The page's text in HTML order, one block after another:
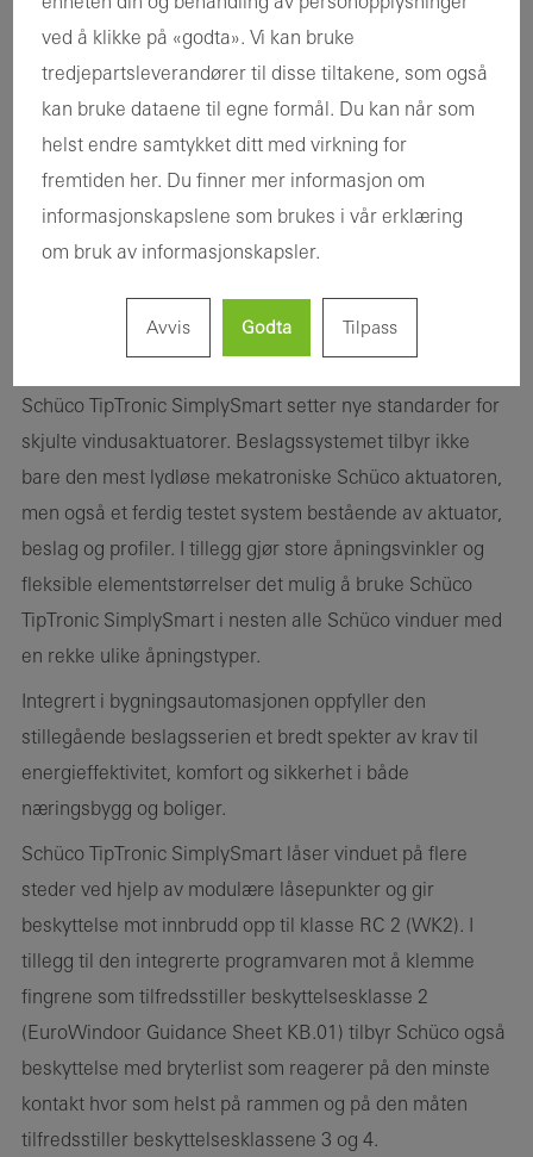
Skjulte mekatroniske beslag med fokus på
minimert støyutvikling og maksimal åpningsvinkel
Schüco TipTronic SimplySmart setter nye standarder for
skjulte vindusaktuatorer. Beslagssystemet tilbyr ikke
bare den mest lydløse mekatroniske Schüco aktuatoren,
men også et ferdig testet system bestående av aktuator,
beslag og profiler. I tillegg gjør store åpningsvinkler og
fleksible elementstørrelser det mulig å bruke Schüco
TipTronic SimplySmart i nesten alle Schüco vinduer med
en rekke ulike åpningstyper.
Integrert i bygningsautomasjonen oppfyller den
stillegående beslagsserien et bredt spekter av krav til
energieffektivitet, komfort og sikkerhet i både
næringsbygg og boliger.
Schüco TipTronic SimplySmart låser vinduet på flere
steder ved hjelp av modulære låsepunkter og gir
beskyttelse mot innbrudd opp til klasse RC 2 (WK2). I
tillegg til den integrerte programvaren mot å klemme
fingrene som tilfredsstiller beskyttelsesklasse 2
(EuroWindoor Guidance Sheet KB.01) tilbyr Schüco også
beskyttelse med bryterlist som reagerer på den minste
kontakt hvor som helst på rammen og på den måten
tilfredsstiller beskyttelsesklassene 3 og 4.
ved å klikke på «godta». Vi kan bruke
tredjepartsleverandører til disse tiltakene, som også
kan bruke dataene til egne formål. Du kan når som
helst endre samtykket ditt med virkning for
fremtiden her. Du finner mer informasjon om
informasjonskapslene som brukes i vår erklæring
om bruk av informasjonskapsler.
Avvis Godta Tilpass